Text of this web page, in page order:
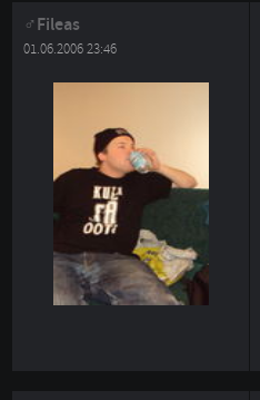
Fileas
01.06.2006 23:46